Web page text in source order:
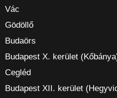
Vác
Gödöllő
Budaörs
Budapest X. kerület
Cegléd
Budapest XII. kerület